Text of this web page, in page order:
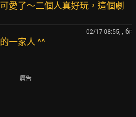
愛了～二個人真好玩，這個劇
02/17 08:55, , 6F
一家人 ^^
廣告